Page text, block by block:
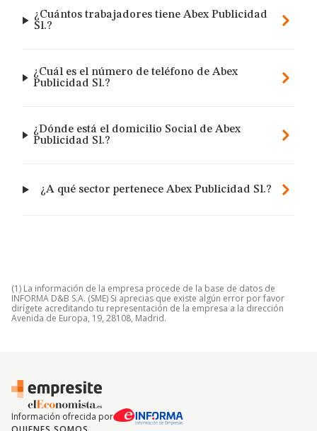
¿Cuántos trabajadores tiene Abex Publicidad
Sl.?
¿Cuál es el número de teléfono de Abex
Publicidad Sl.?
¿Dónde está el domicilio Social de Abex
Publicidad Sl.?
¿A qué sector pertenece Abex Publicidad Sl.?
(1) La información de la empresa procede de la base de datos de
INFORMA D&B S.A. (SME) Si aprecias que existe algún error por favor
dirígete acreditando tu representación de la empresa a la dirección
Avenida de Europa, 19, 28108, Madrid.
Información ofrecida por